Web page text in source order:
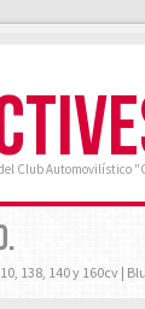
Club Automovilístico
138, 140 y 160cv |